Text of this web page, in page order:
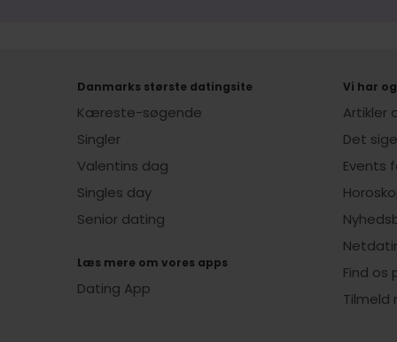
Danmarks største datingsite
Kæreste-søgende
Singler
Valentins dag
Singles day
Senior dating
Læs mere om vores apps
Dating App
Vi har
Artikler
Det
Events
Find os
Tilmeld